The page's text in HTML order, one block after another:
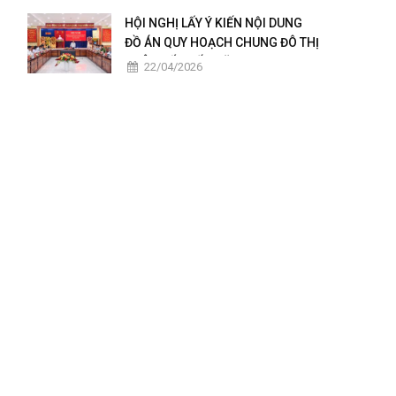
HỘI NGHỊ LẤY Ý KIẾN NỘI DUNG
ĐỒ ÁN QUY HOẠCH CHUNG ĐÔ THỊ
CHÂU ĐỐC ĐẾN NĂM 2050
22/04/2026